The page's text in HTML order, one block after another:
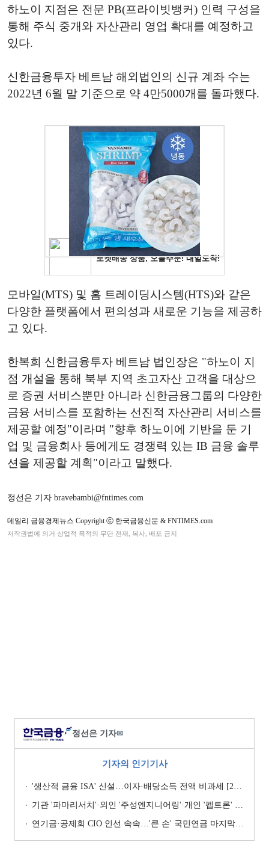
하노이 지점은 전문 PB(프라이빗뱅커) 인력 구성을
통해 주식 중개와 자산관리 영업 확대를 예정하고
있다.
신한금융투자 베트남 해외법인의 신규 계좌 수는
2022년 6월 말 기준으로 약 4만5000개를 돌파했다.
모바일(MTS) 및 홈 트레이딩시스템(HTS)와 같은
다양한 플랫폼에서 편의성과 새로운 기능을 제공하
고 있다.
한복희 신한금융투자 베트남 법인장은 "하노이 지
점 개설을 통해 북부 지역 초고자산 고객을 대상으
로 증권 서비스뿐만 아니라 신한금융그룹의 다양한
금융 서비스를 포함하는 선진적 자산관리 서비스를
제공할 예정"이라며 "향후 하노이에 기반을 둔 기
업 및 금융회사 등에게도 경쟁력 있는 IB 금융 솔루
션을 제공할 계획"이라고 말했다.
정선은 기자 bravebambi@fntimes.com
데일리 금융경제뉴스 Copyright ⓒ 한국금융신문 & FNTIMES.com
저작권법에 의거 상업적 목적의 무단 전재, 복사, 배포 금지
정선은 기자✉
기자의 인기기사
'생산적 금융 ISA' 신설…이자·배당소득 전액 비과세 [2026 세제개편안]
기관 '파마리서치'·외인 '주성엔지니어링'·개인 '펩트론' 1위 [주간 코스닥 순매수- 2026년 7월27일~7월31일]
연기금·공제회 CIO 인선 속속…'큰 손' 국민연금 마지막 타자